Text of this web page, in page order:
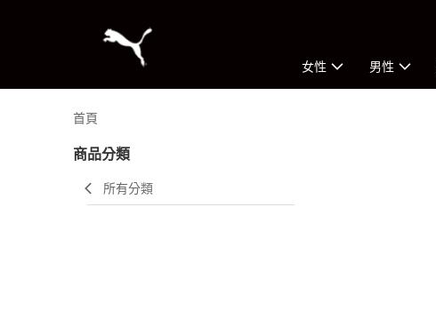
女性 男性
首頁
商品分類
所有分類